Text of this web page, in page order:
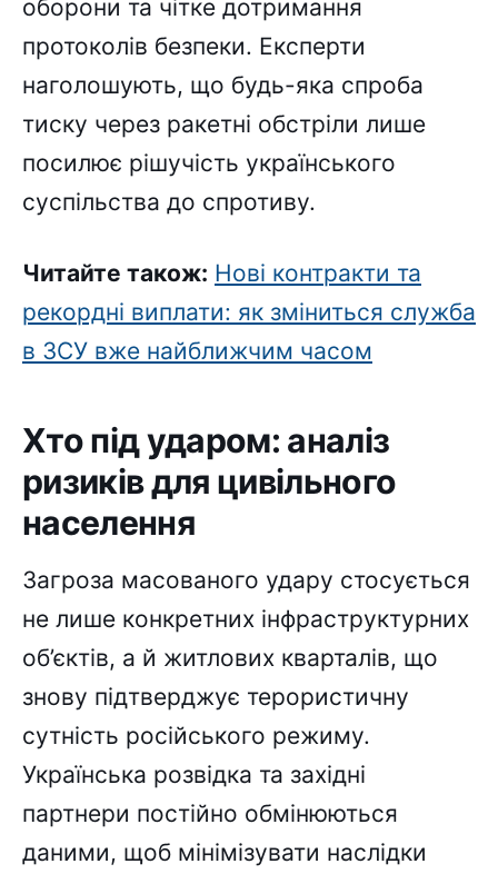
оборони та чітке дотримання
протоколів безпеки. Експерти
наголошують, що будь-яка спроба
тиску через ракетні обстріли лише
посилює рішучість українського
суспільства до спротиву.
Читайте також: Нові контракти та
рекордні виплати: як зміниться служба
в ЗСУ вже найближчим часом
Хто під ударом: аналіз
ризиків для цивільного
населення
Загроза масованого удару стосується
не лише конкретних інфраструктурних
об’єктів, а й житлових кварталів, що
знову підтверджує терористичну
сутність російського режиму.
Українська розвідка та західні
партнери постійно обмінюються
даними, щоб мінімізувати наслідки